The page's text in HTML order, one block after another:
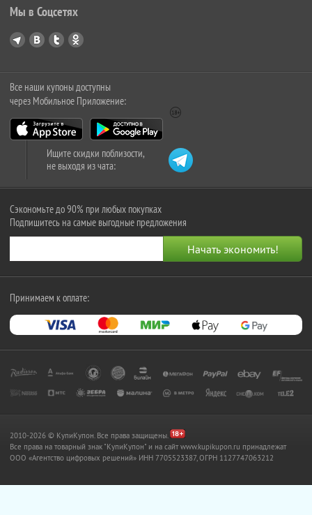
Мы в Соцсетях
Все наши купоны доступны
через Мобильное Приложение:
Ищите скидки поблизости,
не выходя из чата:
Сэкономьте до 90% при любых покупках
Подпишитесь на самые выгодные предложения
Принимаем к оплате:
2010-2026 © КупиКупон. Все права защищены.
Все права на товарный знак "КупиКупон" и на сайт www.kupikupon.ru принадлежат
OOO «Агентство цифровых решений» ИНН 7705523387, ОГРН 1127747063212